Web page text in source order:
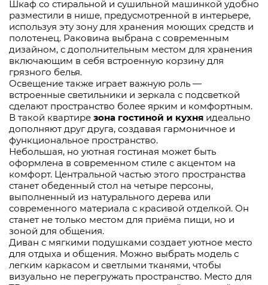
Шкаф со стиральной и сушильной машинкой удобно
разместили в нише, предусмотренной в интерьере,
используя эту зону для хранения моющих средств и
полотенец. Раковина выбрана с современным
дизайном, с дополнительным местом для хранения
включающим в себя встроенную корзину для
грязного белья.
Освещение также играет важную роль —
встроенные светильники и зеркала с подсветкой
сделают пространство более ярким и комфортным.
В такой квартире зона гостиной и кухня идеально
дополняют друг друга, создавая гармоничное и
функциональное пространство.
Небольшая, но уютная гостиная может быть
оформлена в современном стиле с акцентом на
комфорт. Центральной частью этого пространства
станет обеденный стол на четыре персоны,
выполненный из натурального дерева или
современного материала с красивой отделкой. Он
станет не только местом для приёма пищи, но и
зоной для общения.
Диван с мягкими подушками создает уютное место
для отдыха и общения. Можно выбрать модель с
легким каркасом и светлыми тканями, чтобы
визуально не перегружать пространство. Место для